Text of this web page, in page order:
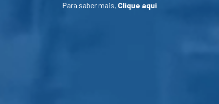
Para saber mais, Clique aqui